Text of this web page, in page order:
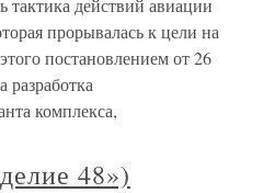
тактика действий авиации
прорывалась к цели на
постановлением от 26
разработка
комплекса,
48»)